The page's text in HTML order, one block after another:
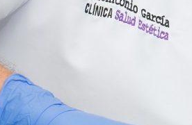
la belleza va mucho más allá de
y es la base del bienestar
un trato cálido, cercano y
las inquietudes de cada una de
de soluciones que mejoren su